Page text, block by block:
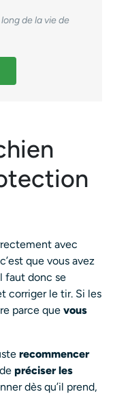
de la vie de
avec
que vous avez
faut donc se
corriger le tir. Si les
parce que vous
recommencer
préciser les
dès qu’il prend,